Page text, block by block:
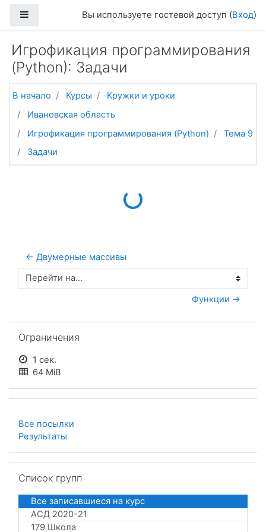
Боковая панельВы используете гостевой доступ (Вход)
Игрофикация программирования
(Python): Задачи
В начало Курсы
Кружки и уроки
Ивановская область
Игрофикация программирования (Python)
Тема 9
Задачи
Loading...
← Двумерные массивы
Перейти на...
Функции →
Ограничения
1 сек.
64 MiB
Все посылки
Результаты
Список групп
Все записавшиеся на курс
АСД 2020-21
179 Школа